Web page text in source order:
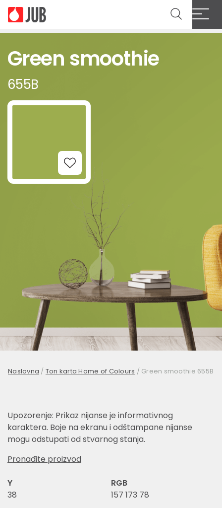
Green smoothie
655B
Add to Wishlist
Naslovna / Ton karta Home of Colours / Green smoothie 655B
Upozorenje: Prikaz nijanse je informativnog
karaktera. Boje na ekranu i odštampane nijanse
mogu odstupati od stvarnog stanja.
Pronađite proizvod
Y
38
RGB
157 173 78